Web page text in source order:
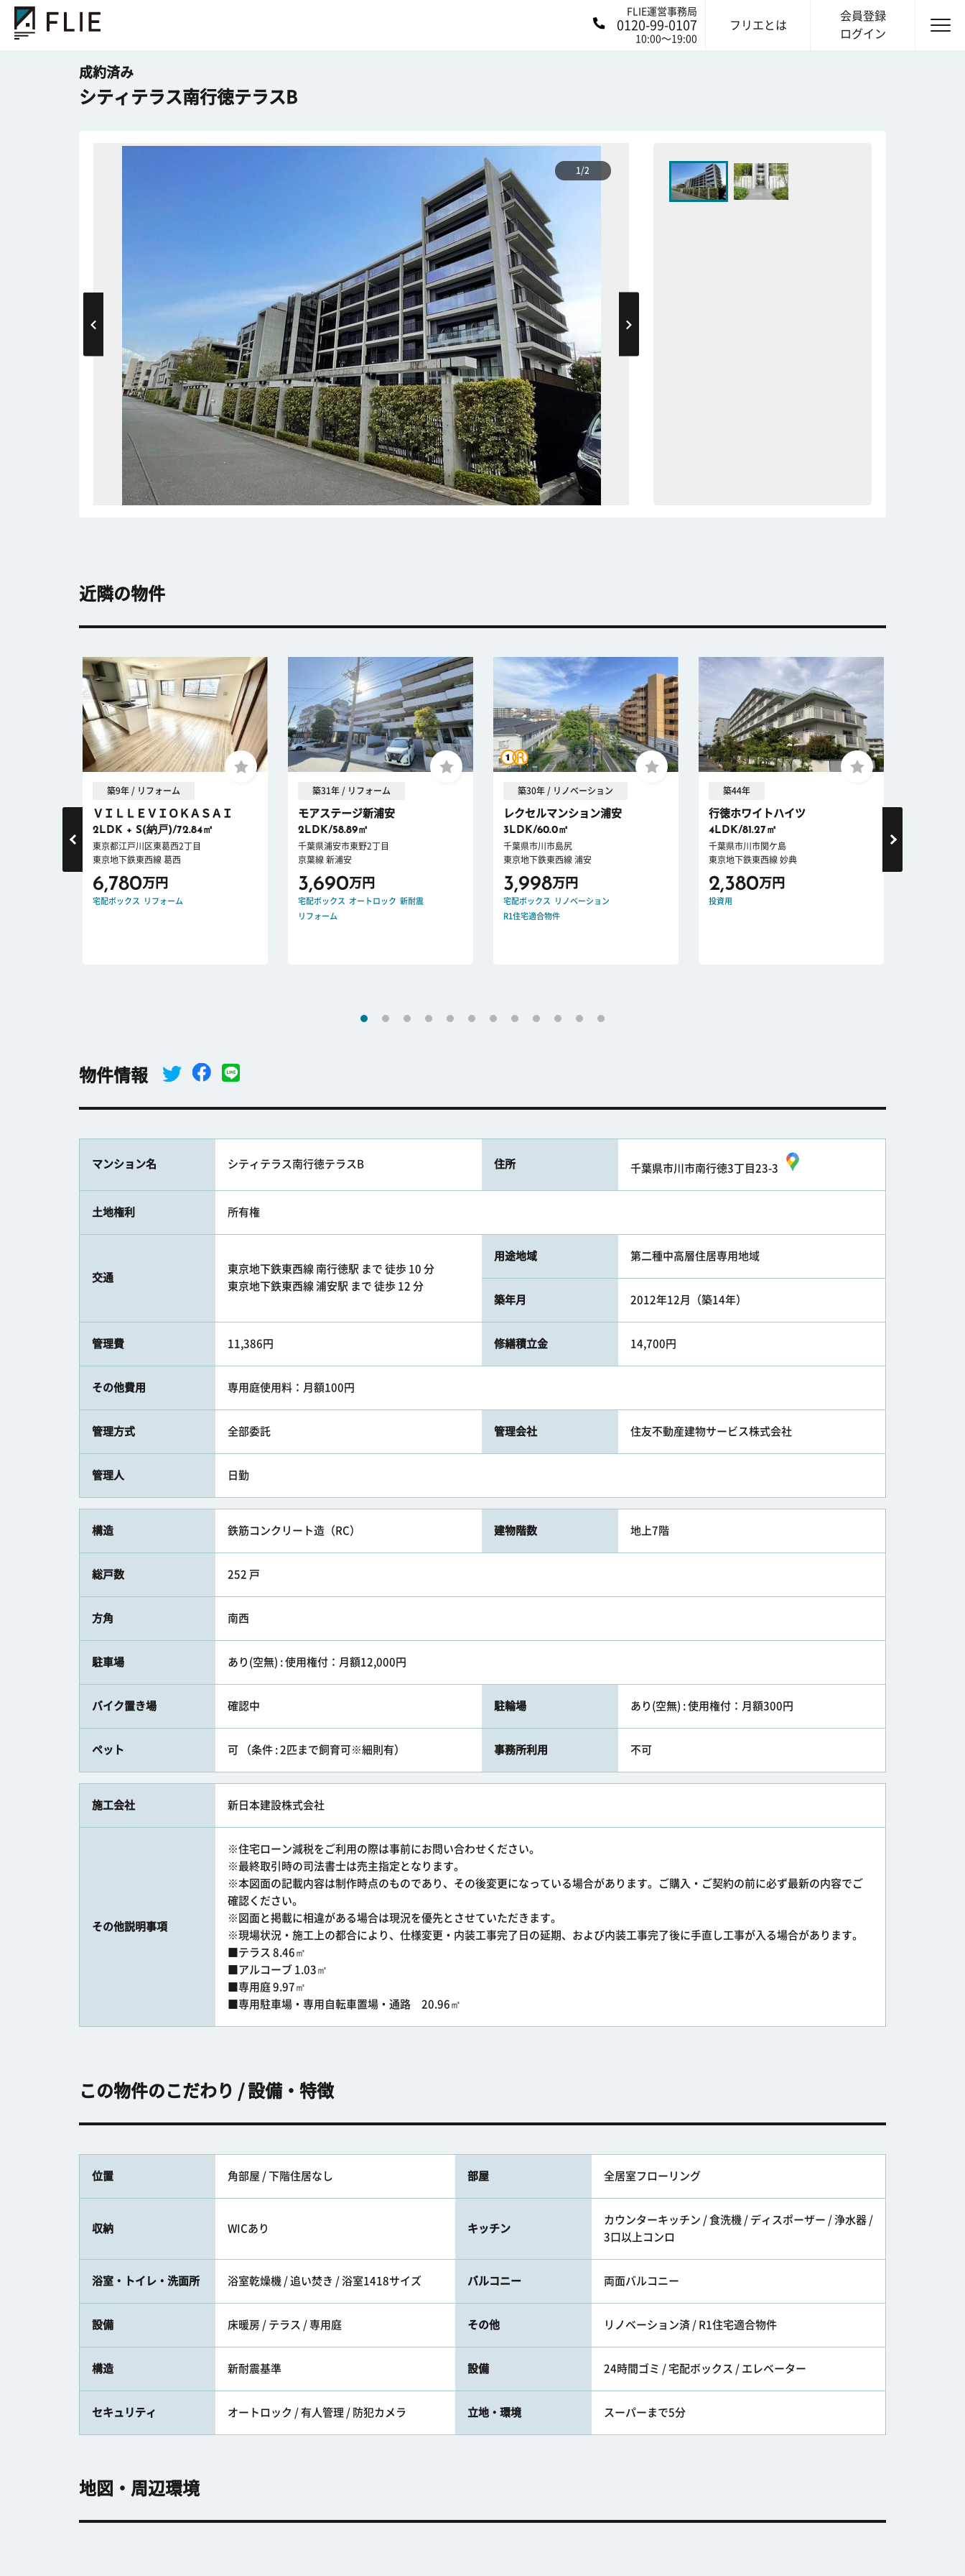
FLIE運営事務局
0120-99-0107
10:00〜19:00
フリエとは
会員登録
ログイン
成約済み
シティテラス南行徳テラスB
1/2
近隣の物件
築9年 / リフォーム
ＶＩＬＬＥＶＩＯＫＡＳＡＩ
2LDK + S(納戸)/72.84㎡
東京都江戸川区東葛西2丁目
東京地下鉄東西線 葛西
6,780万円
宅配ボックス リフォーム
築31年 / リフォーム
モアステージ新浦安
2LDK/58.89㎡
千葉県浦安市東野2丁目
京葉線 新浦安
3,690万円
宅配ボックス オートロック 新耐震
リフォーム
築30年 / リノベーション
レクセルマンション浦安
3LDK/60.0㎡
千葉県市川市島尻
東京地下鉄東西線 浦安
3,998万円
宅配ボックス
リノベーション
R1住宅適合物件
築44年
行徳ホワイトハイツ
4LDK/81.27㎡
千葉県市川市関ケ島
東京地下鉄東西線 妙典
2,380万円
投資用
物件情報
マンション名 シティテラス南行徳テラスB 住所 千葉県市川市南行徳3丁目23-3
土地権利 所有権
交通
東京地下鉄東西線 南行徳駅 まで 徒歩 10 分
東京地下鉄東西線 浦安駅 まで 徒歩 12 分
用途地域 第二種中高層住居専用地域
築年月 2012年12月（築14年）
管理費 11,386円 修繕積立金 14,700円
その他費用 専用庭使用料：月額100円
管理方式 全部委託 管理会社 住友不動産建物サービス株式会社
管理人 日勤
構造 鉄筋コンクリート造（RC） 建物階数 地上7階
総戸数 252 戸
方角 南西
駐車場 あり(空無) : 使用権付：月額12,000円
バイク置き場 確認中 駐輪場 あり(空無) : 使用権付：月額300円
ペット 可 （条件 : 2匹まで飼育可※細則有） 事務所利用 不可
施工会社 新日本建設株式会社
その他説明事項
※住宅ローン減税をご利用の際は事前にお問い合わせください。
※最終取引時の司法書士は売主指定となります。
※本図面の記載内容は制作時点のものであり、その後変更になっている場合があります。ご購入・ご契約の前に必ず最新の内容でご
確認ください。
※図面と掲載に相違がある場合は現況を優先とさせていただきます。
※現場状況・施工上の都合により、仕様変更・内装工事完了日の延期、および内装工事完了後に手直し工事が入る場合があります。
■テラス 8.46㎡
■アルコーブ 1.03㎡
■専用庭 9.97㎡
■専用駐車場・専用自転車置場・通路 20.96㎡
この物件のこだわり / 設備・特徴
位置 角部屋 / 下階住居なし 部屋 全居室フローリング
収納 WICあり キッチン
カウンターキッチン / 食洗機 / ディスポーザー / 浄水器 /
3口以上コンロ
浴室・トイレ・洗面所 浴室乾燥機 / 追い焚き / 浴室1418サイズ バルコニー 両面バルコニー
設備 床暖房 / テラス / 専用庭 その他 リノベーション済 / R1住宅適合物件
構造 新耐震基準 設備 24時間ゴミ / 宅配ボックス / エレベーター
セキュリティ オートロック / 有人管理 / 防犯カメラ 立地・環境 スーパーまで5分
地図・周辺環境